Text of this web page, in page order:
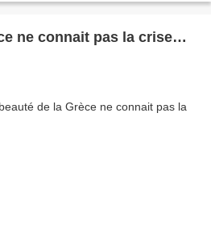
ne connait pas la crise…